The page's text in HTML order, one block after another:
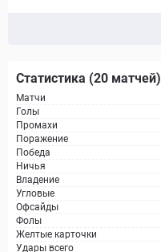
Статистика (20 матчей)
Матчи
Голы
Промахи
Поражение
Победа
Ничья
Владение
Угловые
Офсайды
Фолы
Желтые карточки
Удары всего